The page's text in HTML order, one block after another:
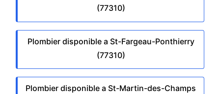
(77310)
Plombier disponible a St-Fargeau-Ponthierry
(77310)
Plombier disponible a St-Martin-des-Champs